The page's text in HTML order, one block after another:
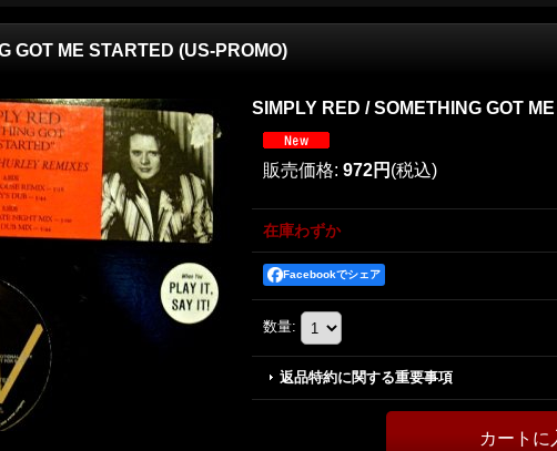
GOT ME STARTED (US-PROMO)
SIMPLY RED ‎/ SOMETHING GOT
販売価格: 972円 (税込)
在庫わずか
Facebookでシェア
数量:
返品特約に関する重要事項